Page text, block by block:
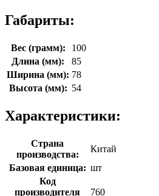
Габариты:
Вес (грамм):
100
Длина (мм):
85
Ширина (мм): 78
Высота (мм): 54
Характеристики:
Страна
производства:
Китай
Базовая единица: шт
Код
производителя
760